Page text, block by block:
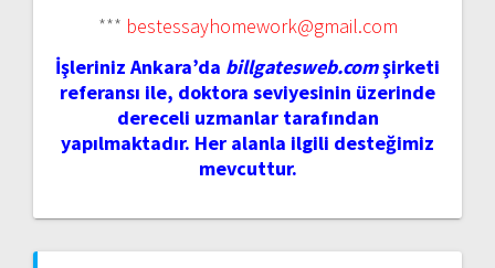
*** bestessayhomework@gmail.com
İşleriniz Ankara’da billgatesweb.comşirketi
referansı ile, doktora seviyesinin üzerinde
dereceli uzmanlar tarafından
yapılmaktadır. Her alanla ilgili desteğimiz
mevcuttur.